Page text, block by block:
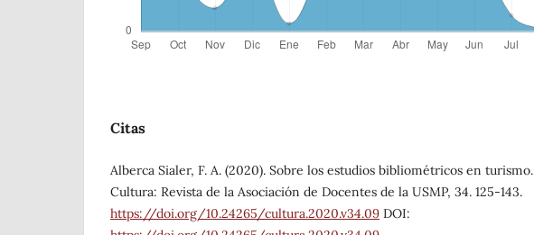
Citas
Alberca Sialer, F. A. (2020). Sobre los estudios bibliométricos en turismo.
Cultura: Revista de la Asociación de Docentes de la USMP, 34. 125-143.
https://doi.org/10.24265/cultura.2020.v34.09 DOI: